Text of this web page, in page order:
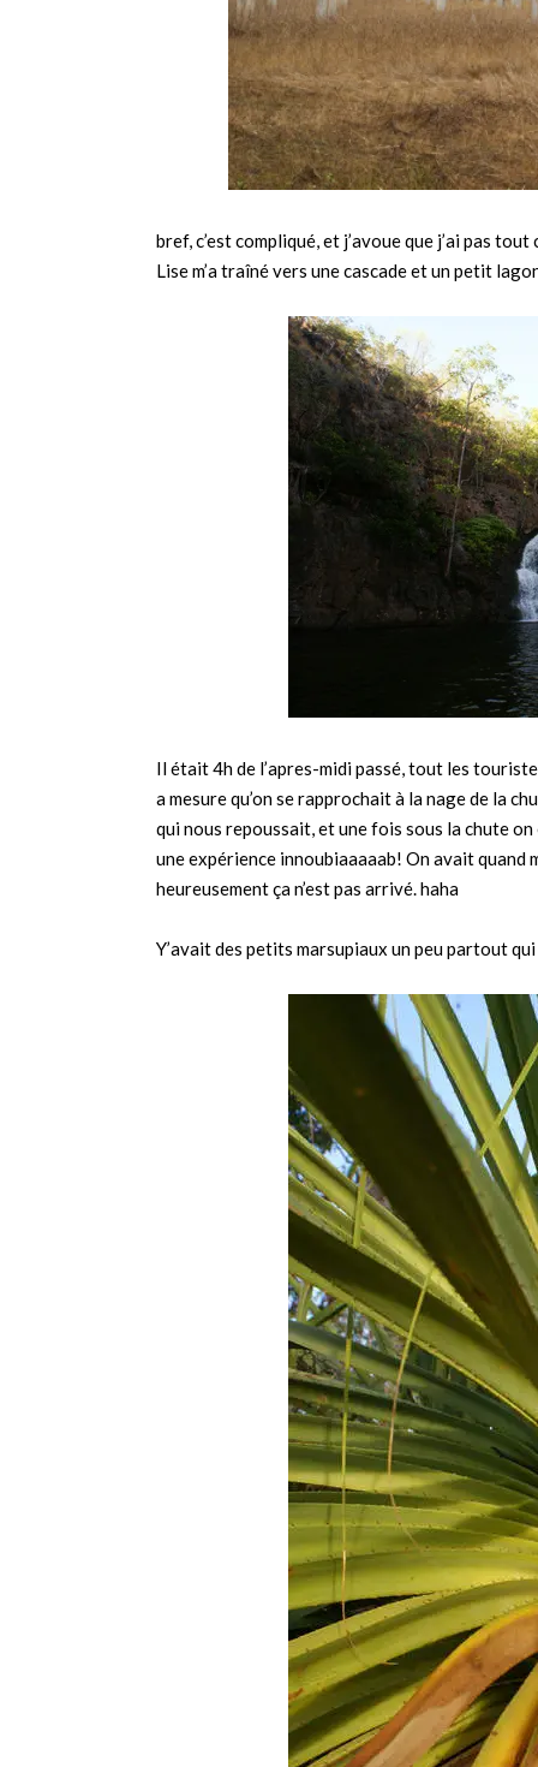
bref, c’est compliqué, et j’avoue que j’ai pas
Lise m’a traîné vers une cascade et un petit
Il était 4h de l’apres-midi passé, tout les
a mesure qu’on se rapprochait à la nage de la
qui nous repoussait, et une fois sous la chute
une expérience innoubiaaaaab! On avait quand
heureusement ça n’est pas arrivé. haha
Y’avait des petits marsupiaux un peu partout